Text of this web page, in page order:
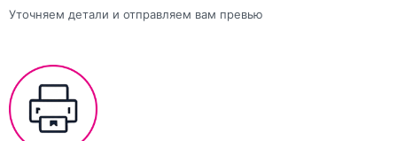
Уточняем детали и отправляем вам превью